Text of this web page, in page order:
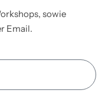
sowie
Email.